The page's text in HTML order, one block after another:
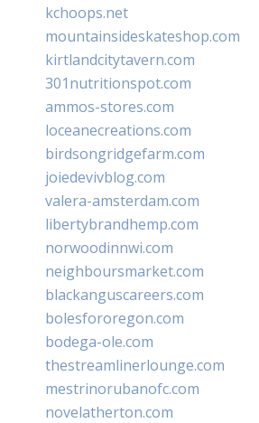
kchoops.net
mountainsideskateshop.com
kirtlandcitytavern.com
301nutritionspot.com
ammos-stores.com
loceanecreations.com
birdsongridgefarm.com
joiedevivblog.com
valera-amsterdam.com
libertybrandhemp.com
norwoodinnwi.com
neighboursmarket.com
blackanguscareers.com
bolesfororegon.com
bodega-ole.com
thestreamlinerlounge.com
mestrinorubanofc.com
novelatherton.com